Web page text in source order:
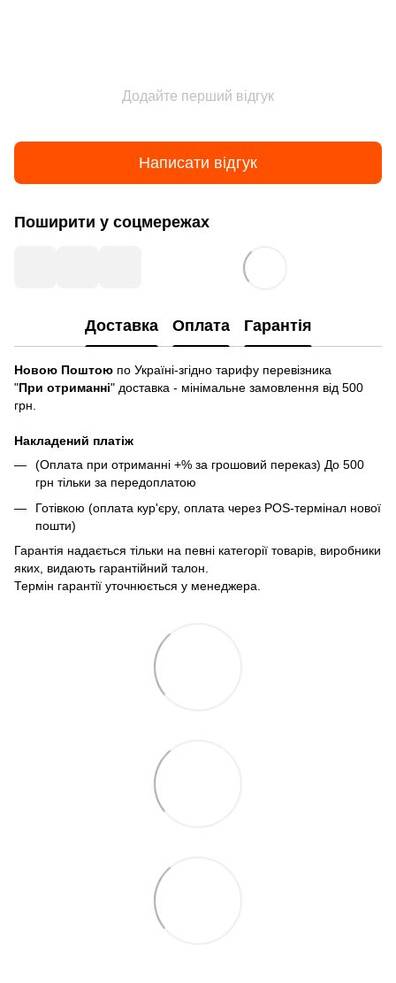
Додайте перший відгук
Написати відгук
Поширити у соцмережах
Доставка Оплата Гарантія
Новою Поштою по Україні-згідно тарифу перевізника
"При отриманні" доставка - мінімальне замовлення від 500
грн.
Накладений платіж
(Оплата при отриманні +% за грошовий переказ) До 500
грн тільки за передоплатою
Готівкою (оплата кур'єру, оплата через POS-термінал нової
пошти)
Гарантія надається тільки на певні категорії товарів, виробники
яких, видають гарантійний талон.
Термін гарантії уточнюється у менеджера.